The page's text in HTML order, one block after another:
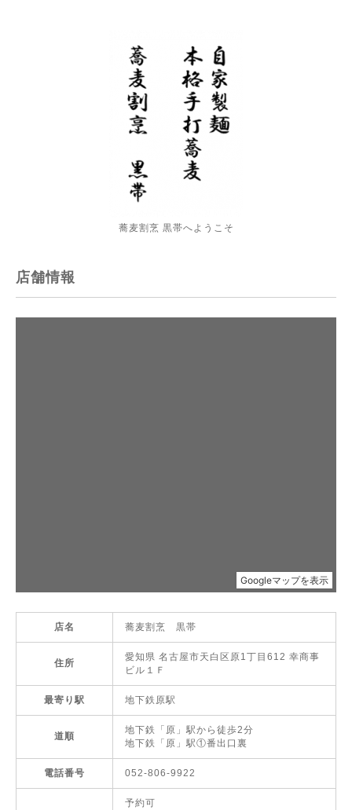
蕎麦割烹 黒帯へようこそ
店舗情報
店名 蕎麦割烹 黒帯
住所
愛知県 名古屋市天白区原1丁目612 幸商事
ビル１Ｆ
最寄り駅 地下鉄原駅
道順
地下鉄「原」駅から徒歩2分
地下鉄「原」駅①番出口裏
電話番号 052-806-9922
予約可